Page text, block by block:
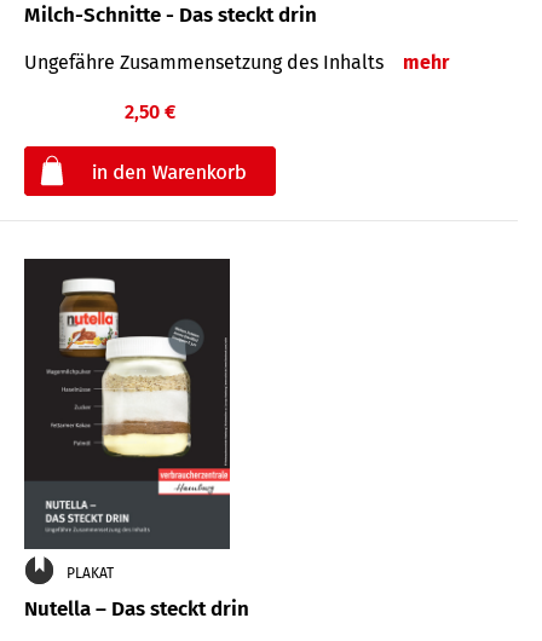
Milch-Schnitte - Das steckt drin
Ungefähre Zu­sammen­setzung des Inhalts mehr
2,50 €
PLAKAT
Nutella – Das steckt drin